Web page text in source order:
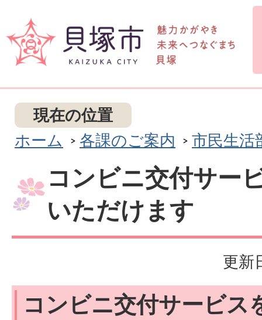
現在の位置
ホーム
各課のご案内 市民生活
コンビニ交付サー
いただけます
更新
コンビニ交付サービス